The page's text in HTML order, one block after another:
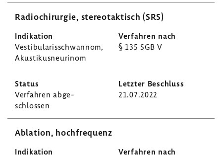
Radio­chir­urgie, stereotak­tisch (SRS)
Vesti­bu­la­ris­schwannom,
Akus­ti­kus­neu­rinom
§ 135 SGB V
Verfahren abge­
schlossen
21.07.2022
Abla­tion, hoch­fre­quenz